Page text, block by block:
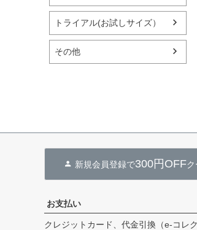
トライアル(お試しサイズ）
その他
新規会員登録で300円OFFク
お支払い
クレジットカード、代金引換（e-コレク